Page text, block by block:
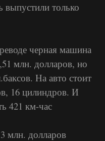
выпустили только
черная машина
млн. долларов, но
На авто стоит
16 цилиндров. И
421 км-час
млн. долларов